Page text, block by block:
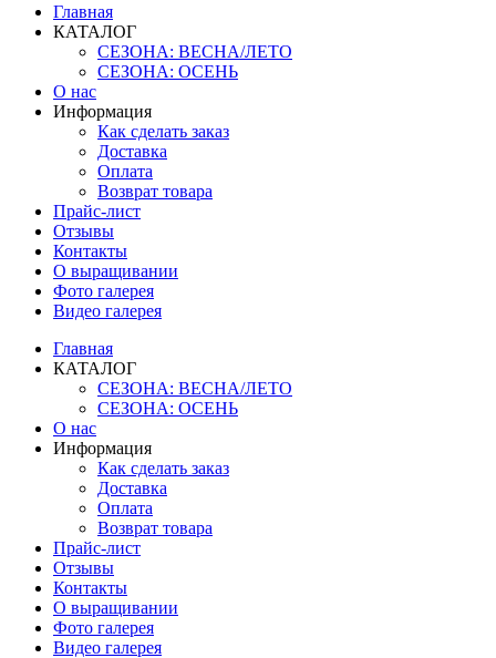
Главная
КАТАЛОГ
СЕЗОНА: ВЕСНА/ЛЕТО
СЕЗОНА: ОСЕНЬ
О нас
Информация
Как сделать заказ
Доставка
Оплата
Возврат товара
Прайс-лист
Отзывы
Контакты
О выращивании
Фото галерея
Видео галерея
Главная
КАТАЛОГ
СЕЗОНА: ВЕСНА/ЛЕТО
СЕЗОНА: ОСЕНЬ
О нас
Информация
Как сделать заказ
Доставка
Оплата
Возврат товара
Прайс-лист
Отзывы
Контакты
О выращивании
Фото галерея
Видео галерея